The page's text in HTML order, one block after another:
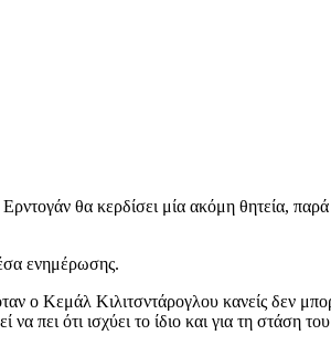
θα κερδίσει μία ακόμη θητεία, παρά
ενημέρωσης.
ο Κεμάλ Κιλιτσντάρογλου κανείς δεν
πει ότι ισχύει το ίδιο και για τη στάση